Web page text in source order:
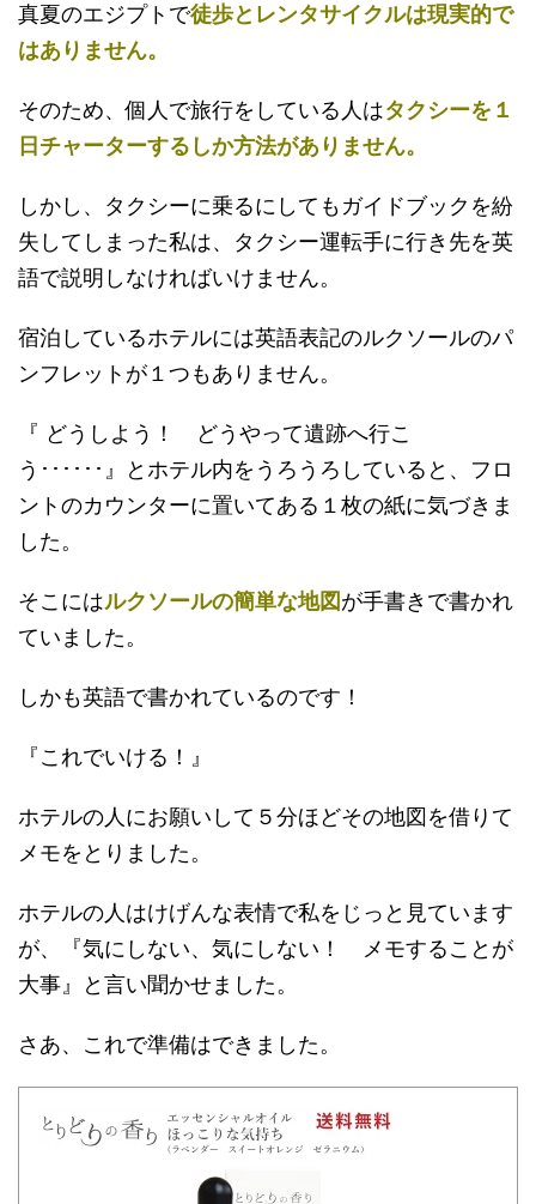
真夏のエジプトで徒歩とレンタサイクルは現実的で
はありません。
そのため、個人で旅行をしている人はタクシーを１
日チャーターするしか方法がありません。
しかし、タクシーに乗るにしてもガイドブックを紛
失してしまった私は、タクシー運転手に行き先を英
語で説明しなければいけません。
宿泊しているホテルには英語表記のルクソールのパ
ンフレットが１つもありません。
『 どうしよう！ どうやって遺跡へ行こ
う･･････』とホテル内をうろうろしていると、フロ
ントのカウンターに置いてある１枚の紙に気づきま
した。
そこにはルクソールの簡単な地図が手書きで書かれ
ていました。
しかも英語で書かれているのです！
『これでいける！』
ホテルの人にお願いして５分ほどその地図を借りて
メモをとりました。
ホテルの人はけげんな表情で私をじっと見ています
が、『気にしない、気にしない！ メモすることが
大事』と言い聞かせました。
さあ、これで準備はできました。